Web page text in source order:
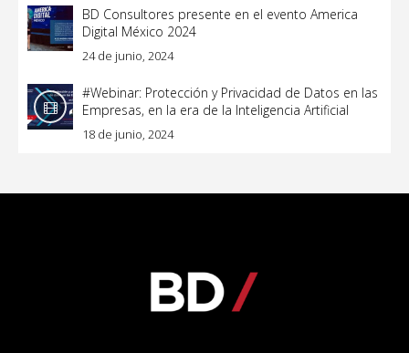
BD Consultores presente en el evento America
Digital México 2024
24 de junio, 2024
#Webinar: Protección y Privacidad de Datos en las
Empresas, en la era de la Inteligencia Artificial
18 de junio, 2024